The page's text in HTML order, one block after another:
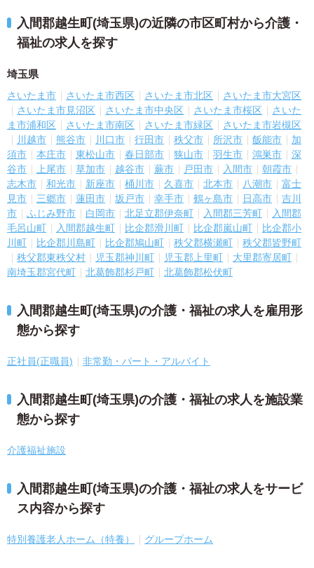
入間郡越生町(埼玉県)の近隣の市区町村から介護・
福祉の求人を探す
埼玉県
さいたま市 さいたま市西区 さいたま市北区
さいたま市大宮区
さいたま市見沼区
さいたま市中央区 さいたま市桜区
さいた
ま市浦和区
さいたま市南区 さいたま市緑区
さいたま市岩槻区
川越市
熊谷市 川口市 行田市 秩父市 所沢市 飯能市
加
須市
本庄市 東松山市 春日部市 狭山市 羽生市 鴻巣市
深
谷市
上尾市 草加市 越谷市 蕨市 戸田市 入間市
朝霞市
志木市
和光市 新座市 桶川市 久喜市 北本市 八潮市
富士
見市
三郷市 蓮田市 坂戸市 幸手市 鶴ヶ島市 日高市
吉川
市
ふじみ野市 白岡市 北足立郡伊奈町 入間郡三芳町
入間郡
毛呂山町
入間郡越生町 比企郡滑川町 比企郡嵐山町
比企郡小
川町
比企郡川島町 比企郡鳩山町 秩父郡横瀬町
秩父郡皆野町
秩父郡東秩父村
児玉郡神川町 児玉郡上里町
大里郡寄居町
南埼玉郡宮代町
北葛飾郡杉戸町 北葛飾郡松伏町
入間郡越生町(埼玉県)の介護・福祉の求人を雇用形
態から探す
正社員(正職員) 非常勤・パート・アルバイト
入間郡越生町(埼玉県)の介護・福祉の求人を施設業
態から探す
介護福祉施設
入間郡越生町(埼玉県)の介護・福祉の求人をサービ
ス内容から探す
特別養護老人ホーム（特養） グループホーム